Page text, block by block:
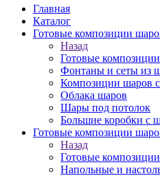
Главная
Каталог
Готовые композиции
Назад
Готовые
Фонтаны и сеты из
Композиции шаров
Облака шаров
Шары под потолок
Большие коробки с
Готовые композиции
Назад
Готовые
Напольные и